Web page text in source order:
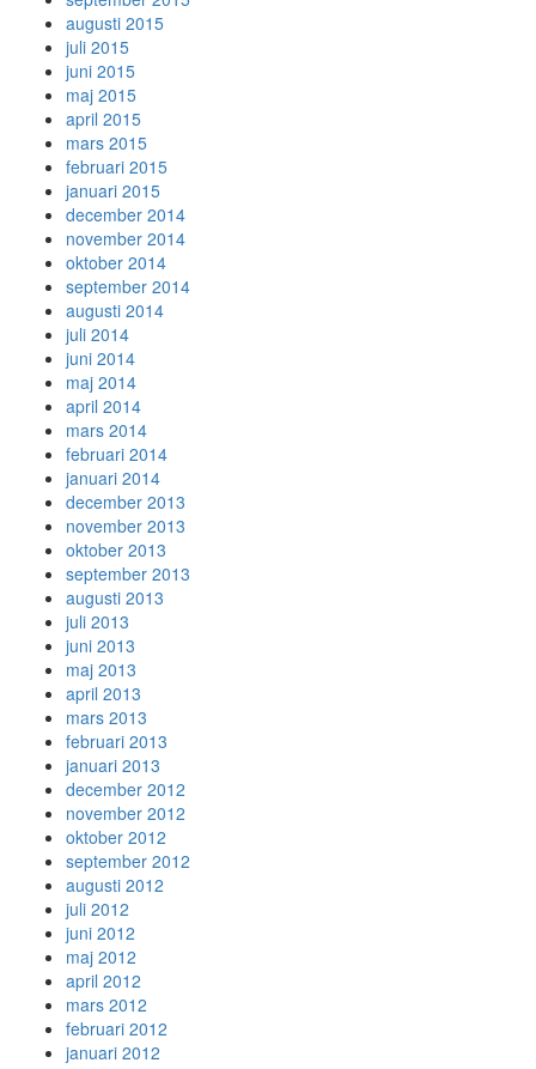
augusti 2015
juli 2015
juni 2015
maj 2015
april 2015
mars 2015
februari 2015
januari 2015
december 2014
november 2014
oktober 2014
september 2014
augusti 2014
juli 2014
juni 2014
maj 2014
april 2014
mars 2014
februari 2014
januari 2014
december 2013
november 2013
oktober 2013
september 2013
augusti 2013
juli 2013
juni 2013
maj 2013
april 2013
mars 2013
februari 2013
januari 2013
december 2012
november 2012
oktober 2012
september 2012
augusti 2012
juli 2012
juni 2012
maj 2012
april 2012
mars 2012
februari 2012
januari 2012